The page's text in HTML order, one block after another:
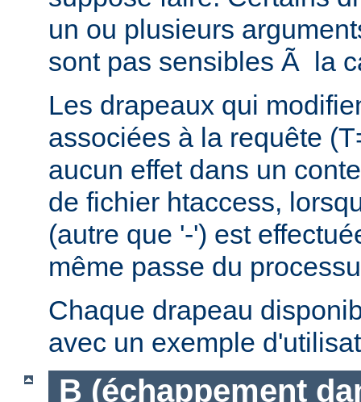
un ou plusieurs
sont pas sensibles Ã la
Les drapeaux qui
associées à la requête
aucun effet dans un
de fichier htaccess,
(autre que '-') est
même passe du
Chaque drapeau
avec un exemple
B (échappement